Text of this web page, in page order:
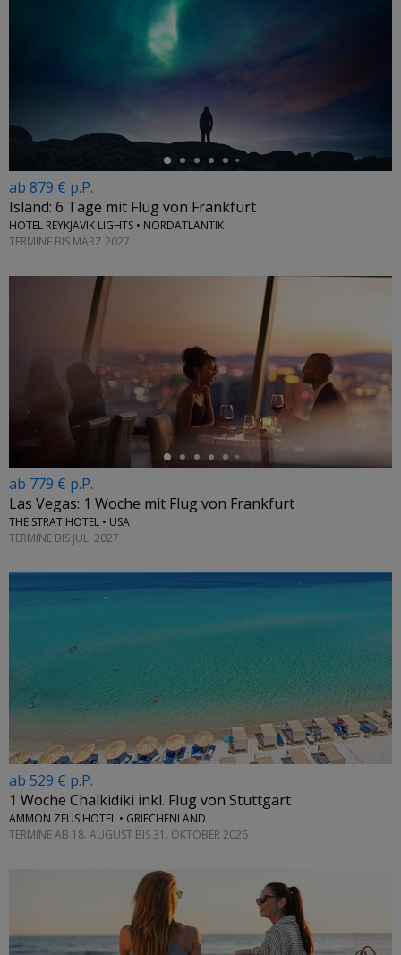
ab 879 € p.P.
Island: 6 Tage mit Flug von Frankfurt
HOTEL REYKJAVIK LIGHTS • NORDATLANTIK
TERMINE BIS MÄRZ 2027
ab 779 € p.P.
Las Vegas: 1 Woche mit Flug von Frankfurt
THE STRAT HOTEL • USA
TERMINE BIS JULI 2027
ab 529 € p.P.
1 Woche Chalkidiki inkl. Flug von Stuttgart
AMMON ZEUS HOTEL • GRIECHENLAND
TERMINE AB 18. AUGUST BIS 31. OKTOBER 2026